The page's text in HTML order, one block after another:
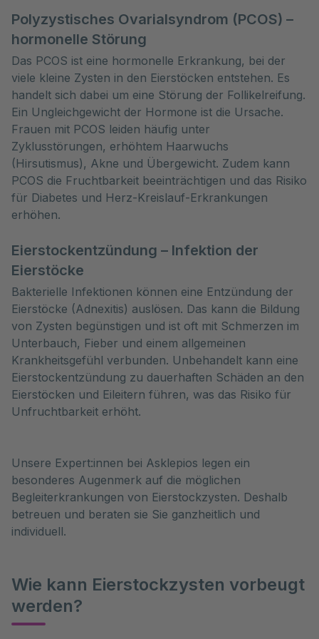
Polyzystisches Ovarialsyndrom (PCOS) –
hormonelle Störung
Das PCOS ist eine hormonelle Erkrankung, bei der
viele kleine Zysten in den Eierstöcken entstehen. Es
handelt sich dabei um eine Störung der Follikelreifung.
Ein Ungleichgewicht der Hormone ist die Ursache.
Frauen mit PCOS leiden häufig unter
Zyklusstörungen, erhöhtem Haarwuchs
(Hirsutismus), Akne und Übergewicht. Zudem kann
PCOS die Fruchtbarkeit beeinträchtigen und das Risiko
für Diabetes und Herz-Kreislauf-Erkrankungen
erhöhen.
Eierstockentzündung – Infektion der
Eierstöcke
Bakterielle Infektionen können eine Entzündung der
Eierstöcke (Adnexitis) auslösen. Das kann die Bildung
von Zysten begünstigen und ist oft mit Schmerzen im
Unterbauch, Fieber und einem allgemeinen
Krankheitsgefühl verbunden. Unbehandelt kann eine
Eierstockentzündung zu dauerhaften Schäden an den
Eierstöcken und Eileitern führen, was das Risiko für
Unfruchtbarkeit erhöht.
Unsere Expert:innen bei Asklepios legen ein
besonderes Augenmerk auf die möglichen
Begleiterkrankungen von Eierstockzysten. Deshalb
betreuen und beraten sie Sie ganzheitlich und
individuell.
Wie kann Eierstockzysten vorbeugt
werden?